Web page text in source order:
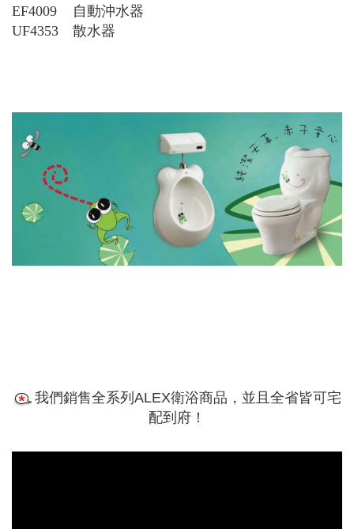
EF4009
自動沖水器
UF4353
散水器
我們銷售全系列ALEX衛浴商品，並且全省皆可宅
配到府！